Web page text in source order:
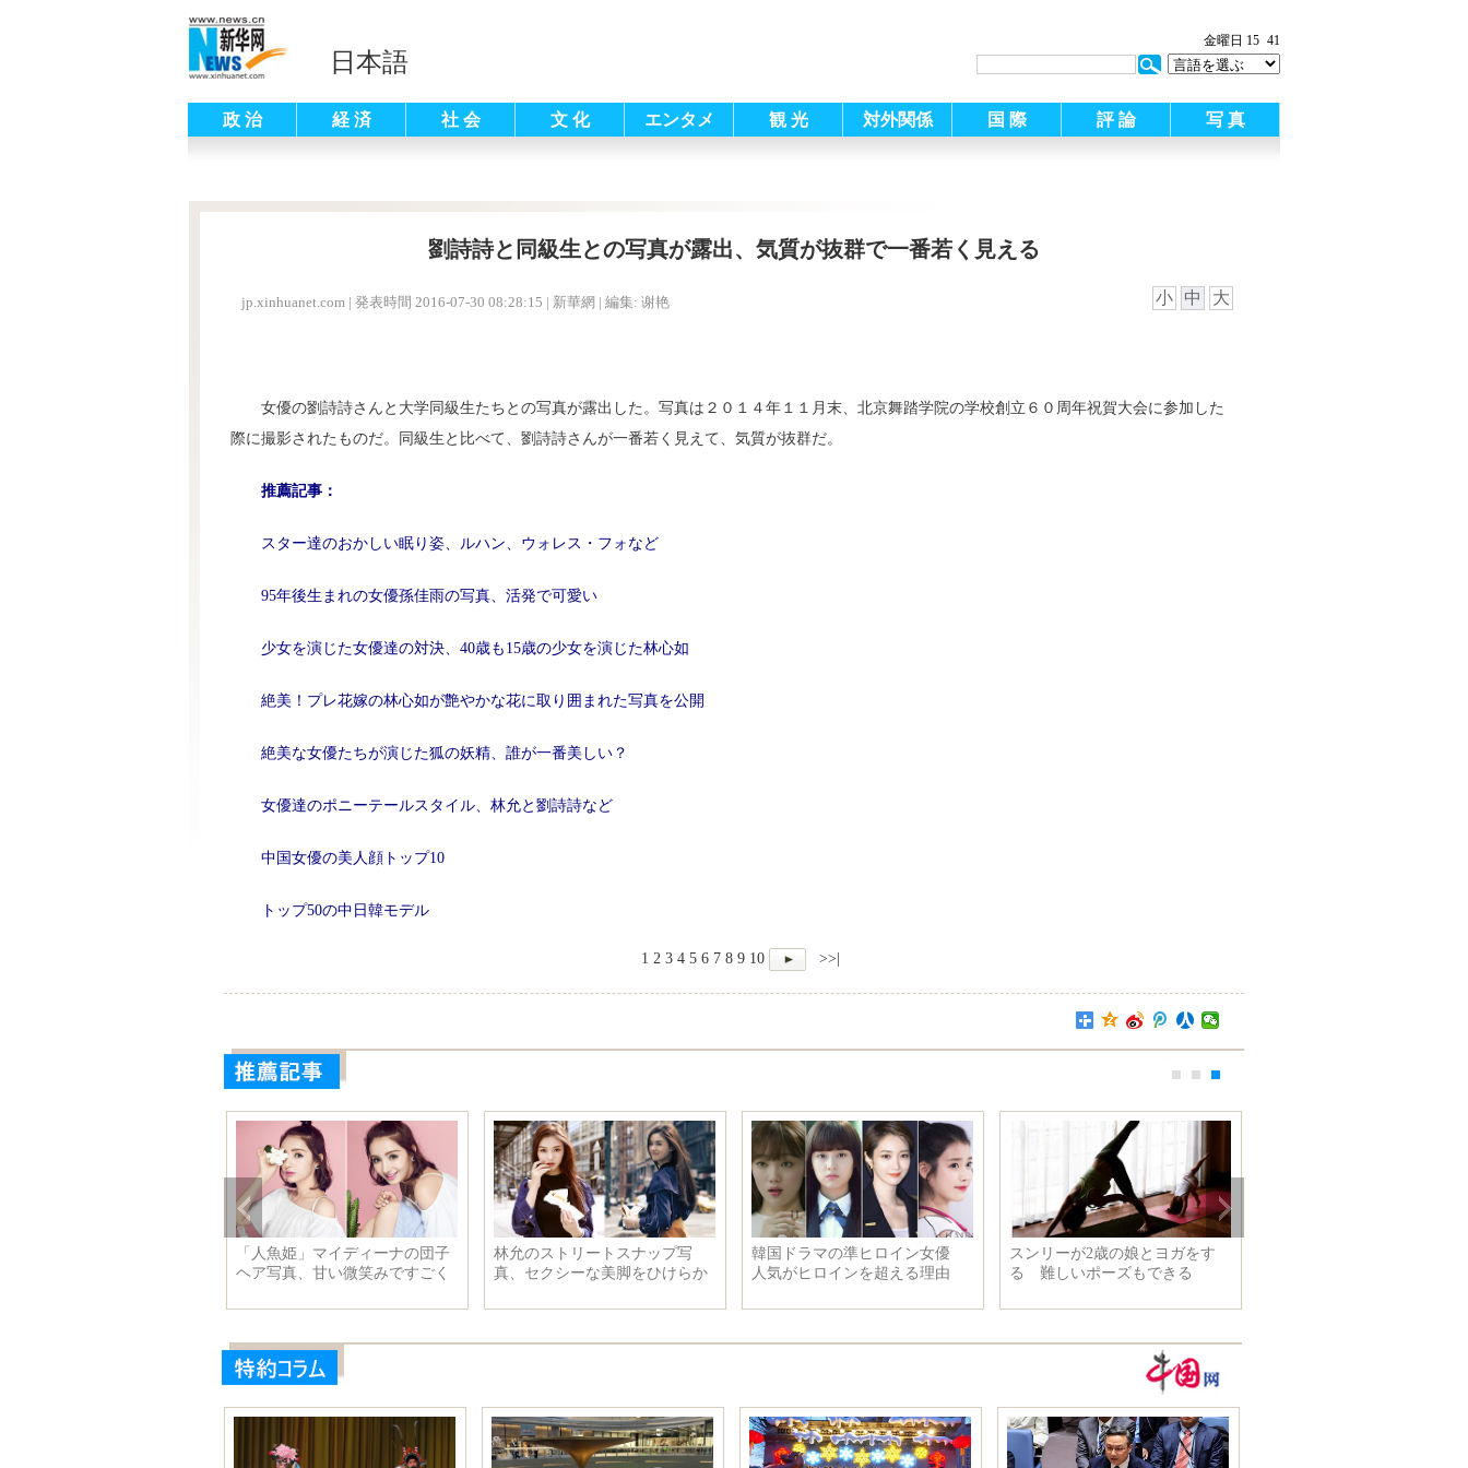
日本語
金曜日 15 41
政 治 経 済 社 会 文 化 エンタメ 観 光 対外関係 国 際 評 論 写 真
劉詩詩と同級生との写真が露出、気質が抜群で一番若く見える
jp.xinhuanet.com | 発表時間 2016-07-30 08:28:15 | 新華網 | 編集: 谢艳 小 中 大
女優の劉詩詩さんと大学同級生たちとの写真が露出した。写真は２０１４年１１月末、北京舞踏学院の学校創立６０周年祝賀大会に参加した
際に撮影されたものだ。同級生と比べて、劉詩詩さんが一番若く見えて、気質が抜群だ。
推薦記事：
スター達のおかしい眠り姿、ルハン、ウォレス・フォなど
95年後生まれの女優孫佳雨の写真、活発で可愛い
少女を演じた女優達の対決、40歳も15歳の少女を演じた林心如
絶美！プレ花嫁の林心如が艶やかな花に取り囲まれた写真を公開
絶美な女優たちが演じた狐の妖精、誰が一番美しい？
女優達のポニーテールスタイル、林允と劉詩詩など
中国女優の美人顔トップ10
トップ50の中日韓モデル
1 2 3 4 5 6 7 8 9 10 >>|
「人魚姫」マイディーナの団子
ヘア写真、甘い微笑みですごく
林允のストリートスナップ写
真、セクシーな美脚をひけらか
韓国ドラマの準ヒロイン女優
人気がヒロインを超える理由
スンリーが2歳の娘とヨガをす
る 難しいポーズもできる